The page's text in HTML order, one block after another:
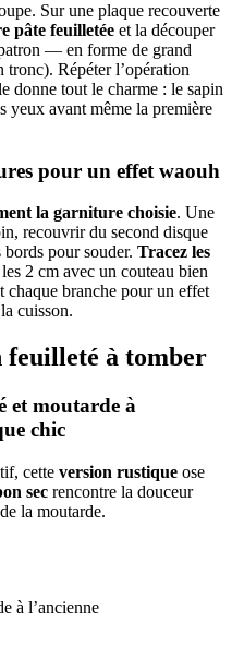
Sur une plaque recouverte
pâte feuilletée et la découper
— en forme de grand
tronc). Répéter l’opération
donne tout le charme : le sapin
yeux avant même la première
pour un effet waouh
la garniture choisie. Une
recouvrir du second disque
pour souder. Tracez les
2 cm avec un couteau bien
chaque branche pour un effet
cuisson.
feuilleté à tomber
et moutarde à
chic
cette version rustique ose
sec rencontre la douceur
la moutarde.
à l’ancienne